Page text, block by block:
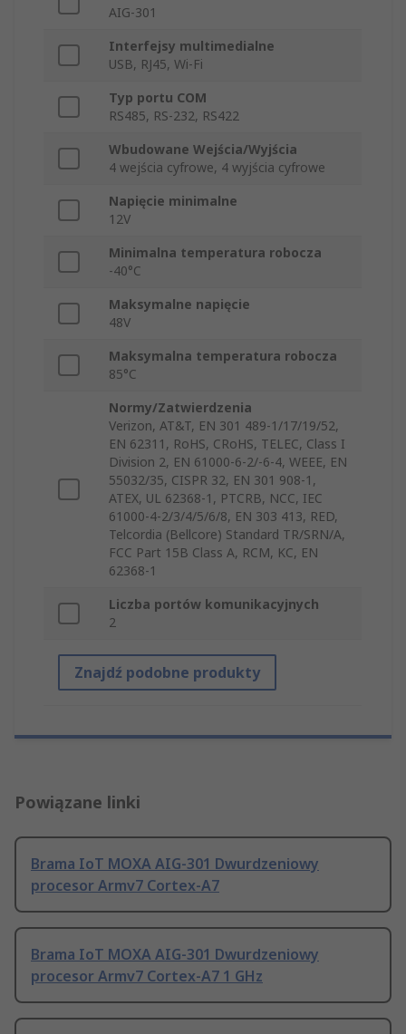
AIG-301
Interfejsy multimedialne
USB, RJ45, Wi-Fi
Typ portu COM
RS485, RS-232, RS422
Wbudowane Wejścia/Wyjścia
4 wejścia cyfrowe, 4 wyjścia cyfrowe
Napięcie minimalne
12V
Minimalna temperatura robocza
-40°C
Maksymalne napięcie
48V
Maksymalna temperatura robocza
85°C
Normy/Zatwierdzenia
Verizon, AT&T, EN 301 489-1/17/19/52,
EN 62311, RoHS, CRoHS, TELEC, Class I
Division 2, EN 61000-6-2/-6-4, WEEE, EN
55032/35, CISPR 32, EN 301 908-1,
ATEX, UL 62368-1, PTCRB, NCC, IEC
61000-4-2/3/4/5/6/8, EN 303 413, RED,
Telcordia (Bellcore) Standard TR/SRN/A,
FCC Part 15B Class A, RCM, KC, EN
62368-1
Liczba portów komunikacyjnych
2
Znajdź podobne produkty
Powiązane linki
Brama IoT MOXA AIG-301 Dwurdzeniowy
procesor Armv7 Cortex-A7
Brama IoT MOXA AIG-301 Dwurdzeniowy
procesor Armv7 Cortex-A7 1 GHz